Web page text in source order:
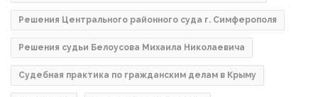
Решения Центрального районного суда г. Симферополя
Решения судьи Белоусова Михаила Николаевича
Судебная практика по гражданским делам в Крыму